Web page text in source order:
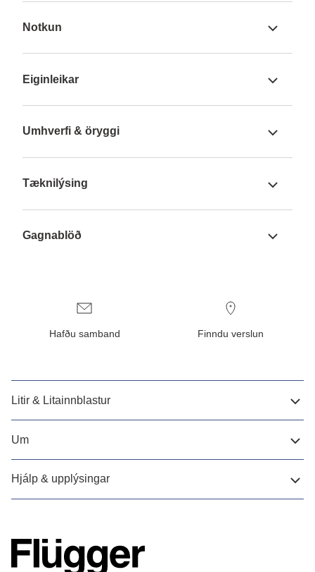
Notkun
Eiginleikar
Umhverfi & öryggi
Tæknilýsing
Gagnablöð
Hafðu samband Finndu verslun
Litir & Litainnblastur
Um
Hjálp & upplýsingar